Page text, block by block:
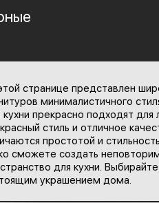
странице представлен
минималистичного
кухни прекрасно подходят
стиль и отличное
простотой и
сможете создать
для кухни.
украшением дома.